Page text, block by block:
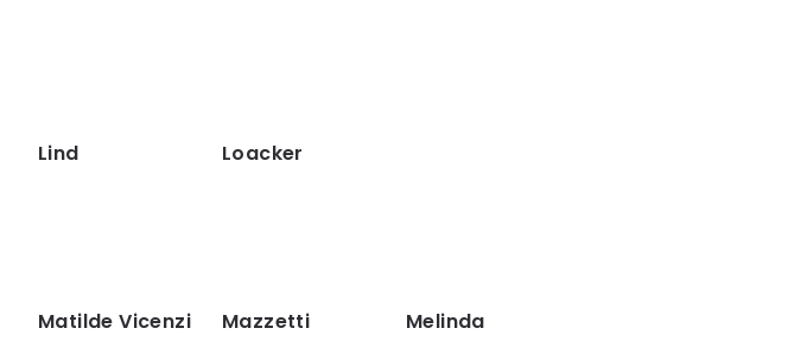
Lind Loacker
Matilde Vicenzi Mazzetti
Melinda